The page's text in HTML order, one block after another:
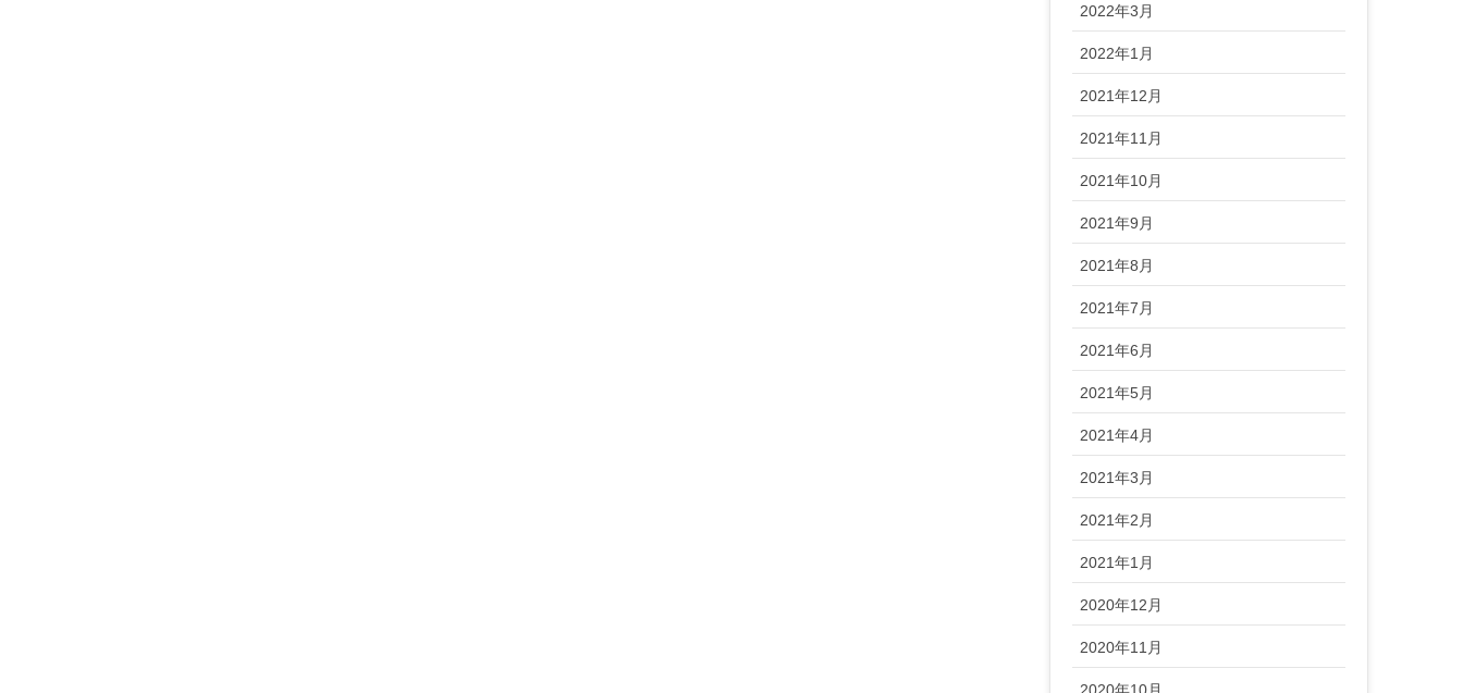
2022年3月
2022年1月
2021年12月
2021年11月
2021年10月
2021年9月
2021年8月
2021年7月
2021年6月
2021年5月
2021年4月
2021年3月
2021年2月
2021年1月
2020年12月
2020年11月
2020年10月